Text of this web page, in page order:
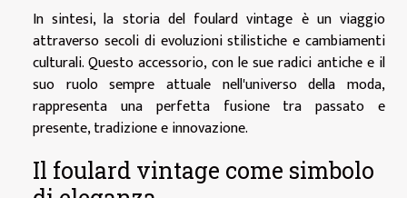
In sintesi, la storia del foulard vintage è un viaggio
attraverso secoli di evoluzioni stilistiche e cambiamenti
culturali. Questo accessorio, con le sue radici antiche e il
suo ruolo sempre attuale nell'universo della moda,
rappresenta una perfetta fusione tra passato e
presente, tradizione e innovazione.
Il foulard vintage come simbolo